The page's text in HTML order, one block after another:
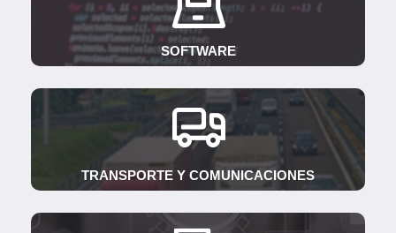
SOFTWARE
TRANSPORTE Y COMUNICACIONES